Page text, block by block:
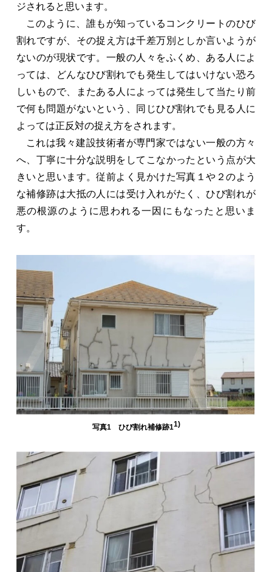
ジされると思います。
このように、誰もが知っているコンクリートのひび
割れですが、その捉え方は千差万別としか言いようが
ないのが現状です。一般の人々をふくめ、ある人によ
っては、どんなひび割れでも発生してはいけない恐ろ
しいもので、またある人によっては発生して当たり前
で何も問題がないという、同じひび割れでも見る人に
よっては正反対の捉え方をされます。
これは我々建設技術者が専門家ではない一般の方々
へ、丁寧に十分な説明をしてこなかったという点が大
きいと思います。従前よく見かけた写真１や２のよう
な補修跡は大抵の人には受け入れがたく、ひび割れが
悪の根源のように思われる一因にもなったと思いま
す。
写真1 ひび割れ補修跡11)